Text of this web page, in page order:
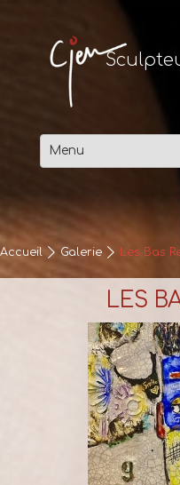
Passer
au
Accueil Galerie Les Bas
LES